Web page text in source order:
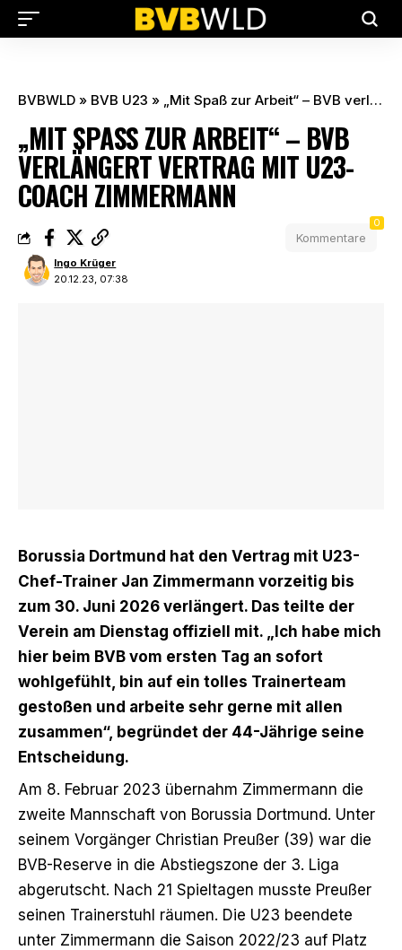
BVBWLD » BVB U23 » „Mit Spaß zur Arbeit“ – BVB verlängert Vertrag mit U23-Coach Zimmermann
„MIT SPASS ZUR ARBEIT“ – BVB V
ERLÄNGERT VERTRAG MIT U23-C
OACH ZIMMERMANN
20.12.23, 07:38
Ingo Krüger
Kommentare
0
Borussia Dortmund hat den Vertrag mit U23-
Chef-Trainer Jan Zimmermann vorzeitig bis
zum 30. Juni 2026 verlängert. Das teilte der
Verein am Dienstag offiziell mit. „Ich habe mich
hier beim BVB vom ersten Tag an sofort
wohlgefühlt, bin auf ein tolles Trainerteam
gestoßen und arbeite sehr gerne mit allen
zusammen“, begründet der 44-Jährige seine
Entscheidung.
Am 8. Februar 2023 übernahm Zimmermann die
zweite Mannschaft von Borussia Dortmund. Unter
seinem Vorgänger Christian Preußer (39) war die
BVB-Reserve in die Abstiegszone der 3. Liga
abgerutscht. Nach 21 Spieltagen musste Preußer
seinen Trainerstuhl räumen. Die U23 beendete
unter Zimmermann die Saison 2022/23 auf Platz